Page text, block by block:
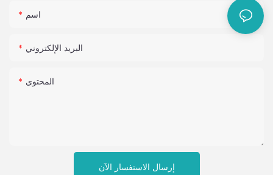
اسم
البريد الإلكتروني
المحتوى
إرسال الاستفسار الآن